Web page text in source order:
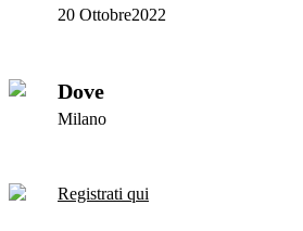
20 Ottobre2022
Dove
Milano
Registrati qui